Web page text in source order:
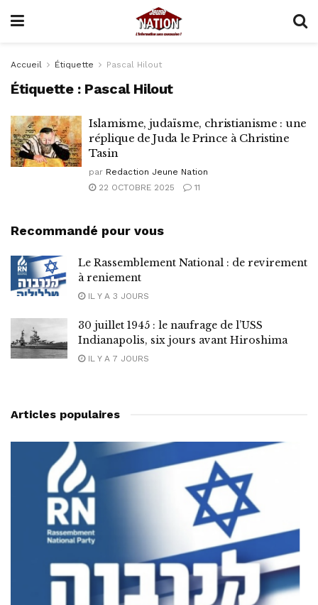
Accueil Étiquette Pascal Hilout
Étiquette : Pascal Hilout
Islamisme, judaïsme, christianisme : une
réplique de Juda le Prince à Christine
Tasin
par Redaction Jeune Nation
22 OCTOBRE 2025
11
Recommandé pour vous
Le Rassemblement National : de revirement
à reniement
IL Y A 3 JOURS
30 juillet 1945 : le naufrage de l’USS
Indianapolis, six jours avant Hiroshima
IL Y A 7 JOURS
Articles populaires